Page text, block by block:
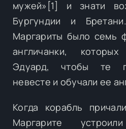
мужей»[1] и знати
Бургундии и
Маргариты было семь
англичанки,
Эдуард, чтобы те
невесте и обучали ее
Когда корабль
Маргарите